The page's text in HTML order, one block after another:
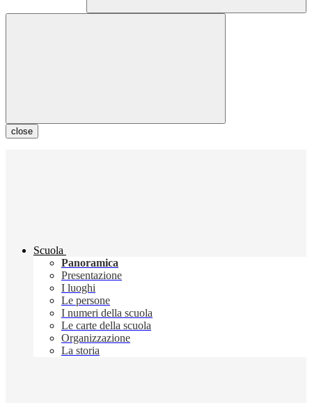
close
Scuola
Panoramica
Presentazione
I luoghi
Le persone
I numeri della scuola
Le carte della scuola
Organizzazione
La storia